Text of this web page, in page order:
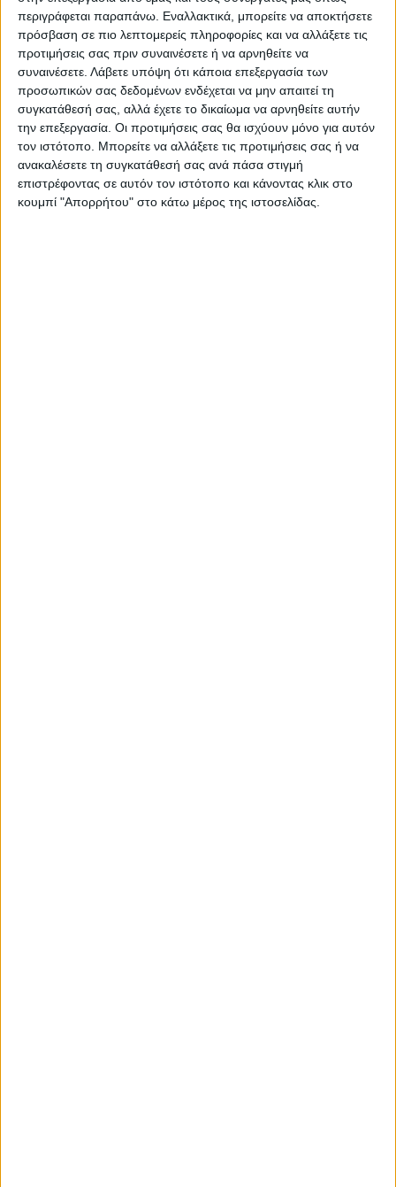
περιγράφεται παραπάνω. Εναλλακτικά, μπορείτε να αποκτήσετε
πρόσβαση σε πιο λεπτομερείς πληροφορίες και να αλλάξετε τις
προτιμήσεις σας πριν συναινέσετε ή να αρνηθείτε να
συναινέσετε. Λάβετε υπόψη ότι κάποια επεξεργασία των
προσωπικών σας δεδομένων ενδέχεται να μην απαιτεί τη
συγκατάθεσή σας, αλλά έχετε το δικαίωμα να αρνηθείτε αυτήν
την επεξεργασία. Οι προτιμήσεις σας θα ισχύουν μόνο για αυτόν
τον ιστότοπο. Μπορείτε να αλλάξετε τις προτιμήσεις σας ή να
ανακαλέσετε τη συγκατάθεσή σας ανά πάσα στιγμή
επιστρέφοντας σε αυτόν τον ιστότοπο και κάνοντας κλικ στο
κουμπί "Απορρήτου" στο κάτω μέρος της ιστοσελίδας.
Εύχομαι στους υποψηφίους όλων των
κομμάτων να διεξάγουν τον προεκλογικό
τους αγώνα μέσα σε κλίμα πολιτικού
πολιτισμού, όπως επιτάσσουν οι αρχές της
δημοκρατίας μας και να είναι απολύτως
σεβαστή η λαϊκή ετυμηγορία.
Με τιμή,
Σοφία Τόλια Δικηγόρος